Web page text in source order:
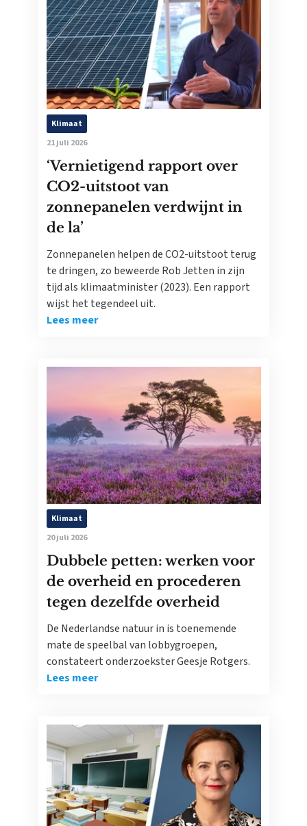
Klimaat
21 juli 2026
‘Vernietigend rapport over
CO2-uitstoot van
zonnepanelen verdwijnt in
de la’
Zonnepanelen helpen de CO2-uitstoot terug
te dringen, zo beweerde Rob Jetten in zijn
tijd als klimaatminister (2023). Een rapport
wijst het tegendeel uit.
Lees meer
Klimaat
20 juli 2026
Dubbele petten: werken voor
de overheid en procederen
tegen dezelfde overheid
De Nederlandse natuur in is toenemende
mate de speelbal van lobbygroepen,
constateert onderzoekster Geesje Rotgers.
Lees meer